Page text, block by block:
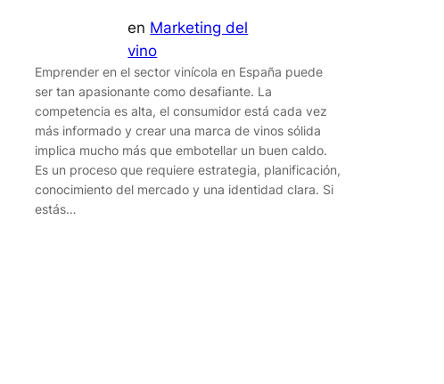
en Marketing del
vino
Emprender en el sector vinícola en España puede
ser tan apasionante como desafiante. La
competencia es alta, el consumidor está cada vez
más informado y crear una marca de vinos sólida
implica mucho más que embotellar un buen caldo.
Es un proceso que requiere estrategia, planificación,
conocimiento del mercado y una identidad clara. Si
estás…